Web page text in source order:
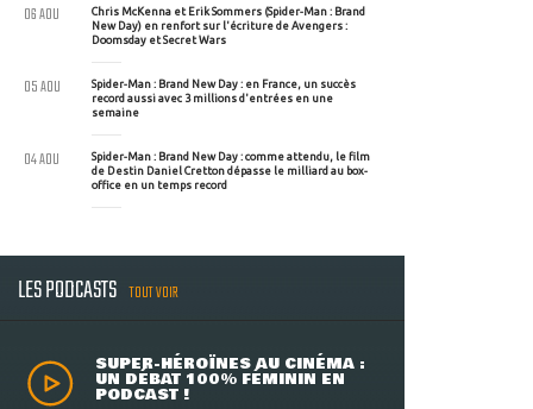
Chris McKenna et Erik Sommers (Spider-Man : Brand
New Day) en renfort sur l'écriture de Avengers :
Doomsday et Secret Wars
06 AOU
Spider-Man : Brand New Day : en France, un succès
record aussi avec 3 millions d'entrées en une
semaine
05 AOU
Spider-Man : Brand New Day : comme attendu, le film
de Destin Daniel Cretton dépasse le milliard au box-
office en un temps record
04 AOU
LES PODCASTS TOUT VOIR
SUPER-HÉROÏNES AU CINÉMA :
UN DÉBAT 100% FÉMININ EN
PODCAST !